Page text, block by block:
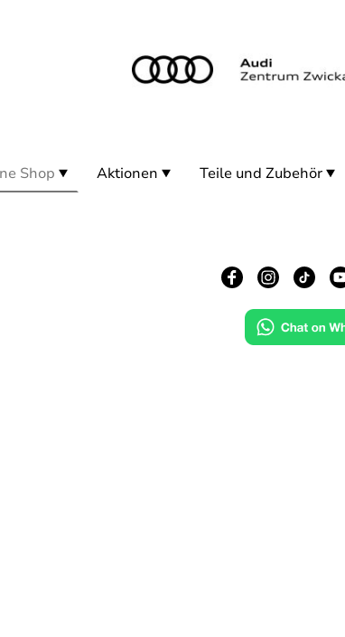
Shop Aktionen Teile und Zubehör